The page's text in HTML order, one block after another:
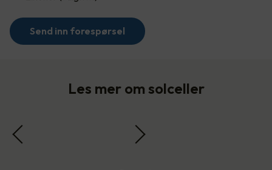
Send inn forespørsel
Les mer om solceller